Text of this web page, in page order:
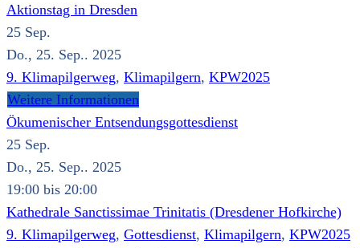
Aktionstag in Dresden
25 Sep.
Do., 25. Sep.. 2025
9. Klimapilgerweg, Klimapilgern, KPW2025
Weitere Informationen
Ökumenischer Entsendungsgottesdienst
25 Sep.
Do., 25. Sep.. 2025
19:00 bis 20:00
Kathedrale Sanctissimae Trinitatis (Dresdener Hofkirche)
9. Klimapilgerweg, Gottesdienst, Klimapilgern, KPW2025